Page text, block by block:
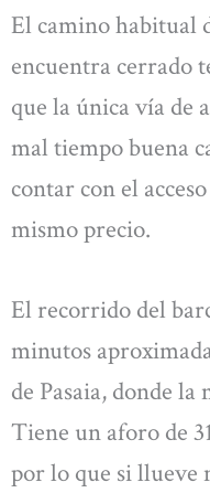
El camino habitual
encuentra cerrado
que la única vía de
mal tiempo buena
contar con el
mismo precio.
El recorrido del
minutos
de Pasaia, donde
Tiene un aforo de
por lo que si llueve